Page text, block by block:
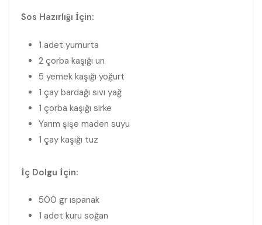
Sos Hazırlığı İçin:
1 adet yumurta
2 çorba kaşığı un
5 yemek kaşığı yoğurt
1 çay bardağı sıvı yağ
1 çorba kaşığı sirke
Yarım şişe maden suyu
1 çay kaşığı tuz
İç Dolgu İçin:
500 gr ıspanak
1 adet kuru soğan